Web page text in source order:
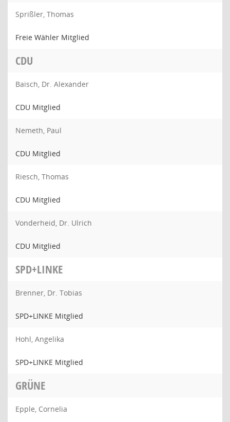
Sprißler, Thomas
Freie Wähler Mitglied
CDU
Baisch, Dr. Alexander
CDU Mitglied
Nemeth, Paul
CDU Mitglied
Riesch, Thomas
CDU Mitglied
Vonderheid, Dr. Ulrich
CDU Mitglied
SPD+LINKE
Brenner, Dr. Tobias
SPD+LINKE Mitglied
Hohl, Angelika
SPD+LINKE Mitglied
GRÜNE
Epple, Cornelia